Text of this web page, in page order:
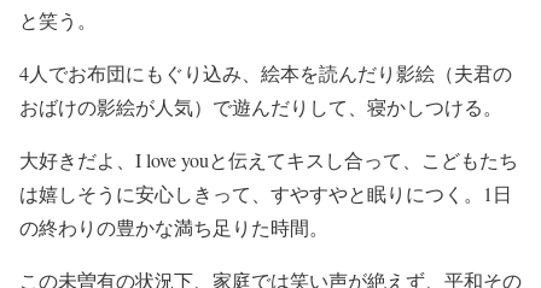
と笑う。
4人でお布団にもぐり込み、絵本を読んだり影絵（夫君の
おばけの影絵が人気）で遊んだりして、寝かしつける。
大好きだよ、I love youと伝えてキスし合って、こどもたち
は嬉しそうに安心しきって、すやすやと眠りにつく。1日
の終わりの豊かな満ち足りた時間。
この未曽有の状況下、家庭では笑い声が絶えず、平和その